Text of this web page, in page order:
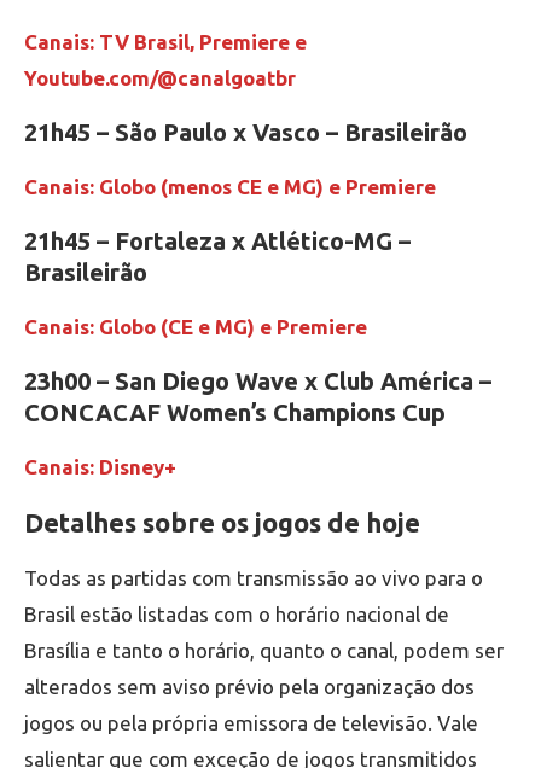
Canais: TV Brasil, Premiere e
Youtube.com/@canalgoatbr
21h45 – São Paulo x Vasco – Brasileirão
Canais: Globo (menos CE e MG) e Premiere
21h45 – Fortaleza x Atlético-MG –
Brasileirão
Canais: Globo (CE e MG) e Premiere
23h00 – San Diego Wave x Club América –
CONCACAF Women’s Champions Cup
Canais: Disney+
Detalhes sobre os jogos de hoje
Todas as partidas com transmissão ao vivo para o
Brasil estão listadas com o horário nacional de
Brasília e tanto o horário, quanto o canal, podem ser
alterados sem aviso prévio pela organização dos
jogos ou pela própria emissora de televisão. Vale
salientar que com exceção de jogos transmitidos